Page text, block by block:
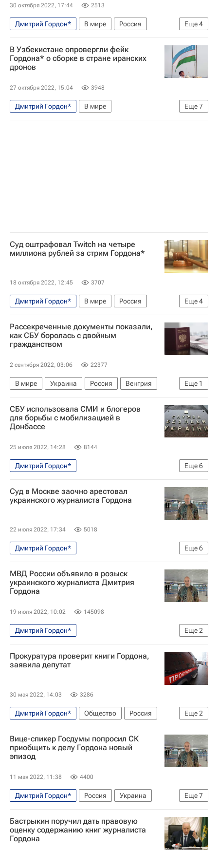
Франция Германия
30 октября 2022, 17:44 2513
Еще4
Дмитрий Гордон* В мире
Россия
Таджикистан
Узбекистан
Иран
Украина
В Узбекистане опровергли фейк
Гордона* о сборке в стране иранских
дронов
27 октября 2022, 15:04 3948
Еще7
Дмитрий Гордон*
В мире
Джейк Салливан
Мария Захарова
Иран
Суд оштрафовал Twitch на четыре
миллиона рублей за стрим Гордона*
18 октября 2022, 12:45 3707
Еще4
Дмитрий Гордон* В мире
Россия
Украина
Происшествия
Интернет
Цензура
Рассекреченные документы показали,
как СБУ боролась с двойным
гражданством
2 сентября 2022, 03:06 22377
Еще 1
В мире Украина Россия
Венгрия
Служба безопасности Украины
СБУ использовала СМИ и блогеров
для борьбы с мобилизацией в
Донбассе
25 июля 2022, 14:28 8144
Еще6
Дмитрий Гордон*
Специальная военная операция на Украине
Донецкая Народная Республика
Служба безопасности Украины
Суд в Москве заочно арестовал
украинского журналиста Гордона
22 июля 2022, 17:34 5018
Еще6
Дмитрий Гордон*
Специальная военная операция на Украине
Россия
Украина В мире
Москва
Ситуация в ДНР и ЛНР
МВД России объявило в розыск
украинского журналиста Дмитрия
Гордона
19 июля 2022, 10:02 145098
Еще2
Дмитрий Гордон*
Министерство внутренних дел РФ (МВД России)
Россия
Прокуратура проверит книги Гордона,
заявила депутат
30 мая 2022, 14:03 3286
Еще2
Дмитрий Гордон* Общество
Россия
Генеральная прокуратура РФ
Федеральная служба по финансовому мониторингу (Росфинмониторинг)
Вице-спикер Госдумы попросил СК
приобщить к делу Гордона новый
эпизод
11 мая 2022, 11:38 4400
Еще7
Дмитрий Гордон* Россия
Украина
Следственный комитет России (СК РФ)
ЛДПР
Госдума РФ
Борис Чернышов (депутат)
Приднестровская Молдавская Республика
Бастрыкин поручил дать правовую
оценку содержанию книг журналиста
Гордона